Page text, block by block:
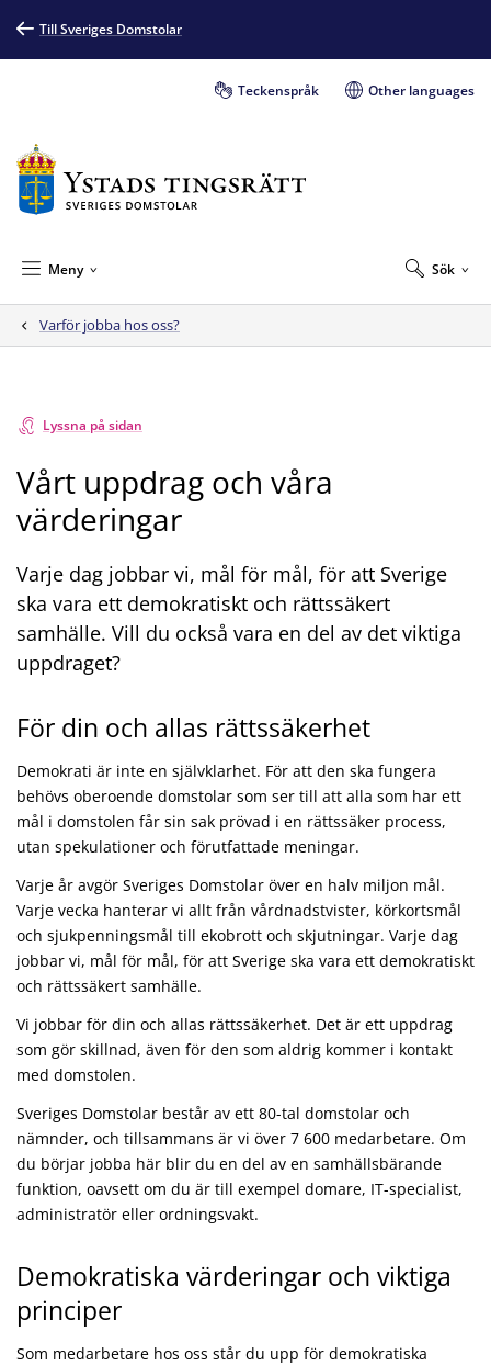
Till Sveriges Domstolar
Teckenspråk Other languages
Sök
Meny
Varför jobba hos oss?
Lyssna på sidan
Vårt uppdrag och våra
värderingar
Varje dag jobbar vi, mål för mål, för att Sverige
ska vara ett demokratiskt och rättssäkert
samhälle. Vill du också vara en del av det viktiga
uppdraget?
DOM2532_Sveriges domstolar_2026_04_17_1080p_h264
För din och allas rättssäkerhet
Demokrati är inte en självklarhet. För att den ska fungera
behövs oberoende domstolar som ser till att alla som har ett
mål i domstolen får sin sak prövad i en rättssäker process,
utan spekulationer och förutfattade meningar.
Varje år avgör Sveriges Domstolar över en halv miljon mål.
Varje vecka hanterar vi allt från vårdnadstvister, körkortsmål
och sjukpenningsmål till ekobrott och skjutningar. Varje dag
jobbar vi, mål för mål, för att Sverige ska vara ett demokratiskt
och rättssäkert samhälle.
Vi jobbar för din och allas rättssäkerhet. Det är ett uppdrag
som gör skillnad, även för den som aldrig kommer i kontakt
med domstolen.
Sveriges Domstolar består av ett 80-tal domstolar och
nämnder, och tillsammans är vi över 7 600 medarbetare. Om
du börjar jobba här blir du en del av en samhällsbärande
funktion, oavsett om du är till exempel domare, IT-specialist,
administratör eller ordningsvakt.
Demokratiska värderingar och viktiga
principer
Som medarbetare hos oss står du upp för demokratiska